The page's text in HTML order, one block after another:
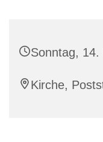
Sonntag,
Kirche,